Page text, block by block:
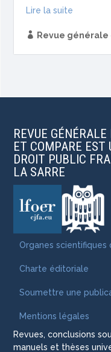
Lire la suite
 Revue
REVUE
ET COMPARE EST
DROIT PUBLIC
LA SARRE
Organes scientifiques
Charte éditoriale
Soumettre une
Mentions légales
Revues, conclusions
manuels et thèses